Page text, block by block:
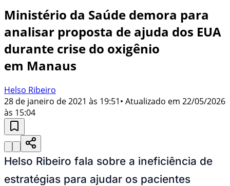
Ministério da Saúde demora para
analisar proposta de ajuda dos EUA
durante crise do oxigênio
em Manaus
Helso Ribeiro
28 de janeiro de 2021 às 19:51• Atualizado em 22/05/2026
às 15:04
Helso Ribeiro fala sobre a ineficiência de
estratégias para ajudar os pacientes